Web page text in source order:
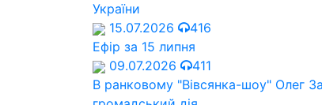
України
15.07.2026
416
Ефір за 15 липня
09.07.2026
411
В ранковому "Вівсянка-шоу" Олег